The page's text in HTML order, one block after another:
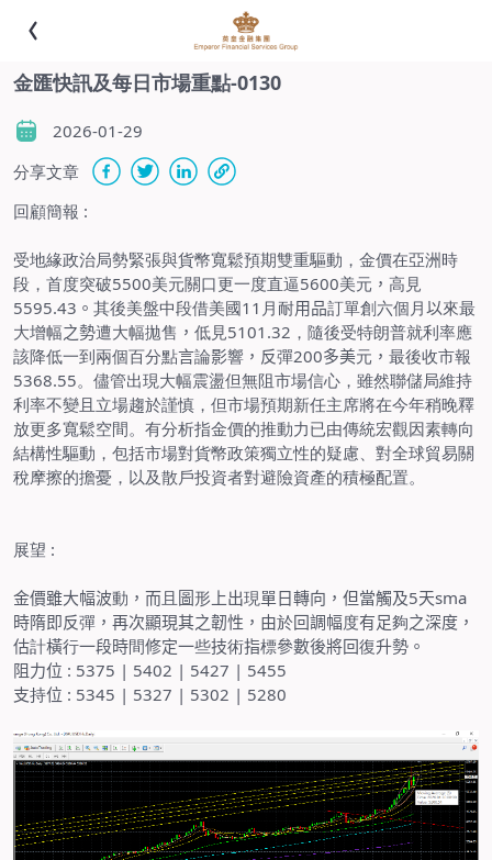
金匯快訊及每日市場重點-0130
2026-01-29
分享文章
回顧簡報 :
受地緣政治局勢緊張與貨幣寬鬆預期雙重驅動，金價在亞洲時
段，首度突破5500美元關口更一度直逼5600美元 ， 高見
5595.43 。 其後美盤中段借美國11 月耐用品訂單創六個月以來最
大增幅之勢遭大幅拋售 ， 低見5101.32 ，隨後受特朗普就利率應
該降低一到兩個百分點言論影響 ，反彈200多美元 ， 最後收市報
5368.55。儘管出現大幅震盪但無阻市場信心，雖然聯儲局維持
利率不變且立場趨於謹慎，但市場預期新任主席將在今年稍晚釋
放更多寬鬆空間。有分析指金價的推動力已由傳統宏觀因素轉向
結構性驅動，包括市場對貨幣政策獨立性的疑慮、對全球貿易關
稅摩擦的擔憂，以及散戶投資者對避險資產的積極配置。
展望 :
金價雖大幅波動 ，而且 圖形 上出現單日轉向，但當觸及5天sma
時隋即反彈 ，再次顯現其之韌性，由於回調幅度有足夠之深度，
估計橫行一段時間修定一些技術指標參數後將回復升勢。
阻力位 : 5375 | 5402 | 5427 | 5455
支持位 : 5345 | 5327 | 5302 | 5280